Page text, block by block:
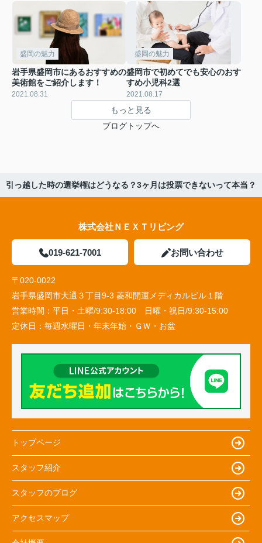
盛岡の魅力
岩手県盛岡市にあるおすすめの
美術館をご紹介します！
2021.08.31
盛岡の魅力
盛岡市で初めてでも安心のおす
すめ小児科2選
2021.08.17
もっと見る
ブログトップへ
引っ越した時の選挙権はどうなる？3ヶ月は投票できないって本当？
株式会社ＮＥＸＴリビング
019-621-7001 お問い合わせ
〒020-0022
岩手県盛岡市大通３丁目9-3 菱和開運メディカルビル１階
営業時間： 平日・土曜/9:30-18:00 日曜・祝日/9:30-15:00
定休日： 毎週水曜日・年末年始・ＧＷ・お盆
トップページ
スタッフ紹介
スタッフのブログ
アクセスマップ